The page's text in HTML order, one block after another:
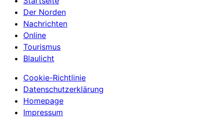
Der Norden
Nachrichten
Online
Tourismus
Blaulicht
Cookie-Richtlinie
Datenschutzerklärung
Homepage
Impressum